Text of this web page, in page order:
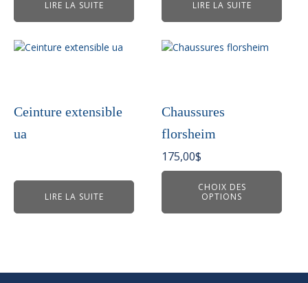
LIRE LA SUITE LIRE LA SUITE
Ceinture extensible
ua
LIRE LA SUITE
Chaussures
florsheim
175,00$
CHOIX DES
OPTIONS
Ce
variations.
options
peuvent
être
la